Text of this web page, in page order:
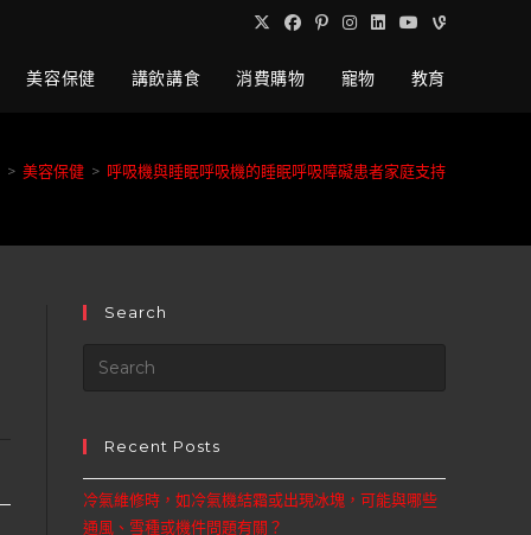
美容保健 講飲講食 消費購物 寵物 教育
> 美容保健 > 呼吸機與睡眠呼吸機的睡眠呼吸障礙患者家庭支持
Search
Recent Posts
冷氣維修時，如冷氣機結霜或出現冰塊，可能與哪些
通風、雪種或機件問題有關？